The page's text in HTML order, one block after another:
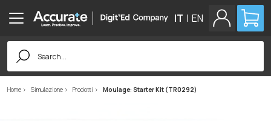
IT | EN
Search
for:
Home Simulazione Prodotti Moulage: Starter Kit (TR0292)